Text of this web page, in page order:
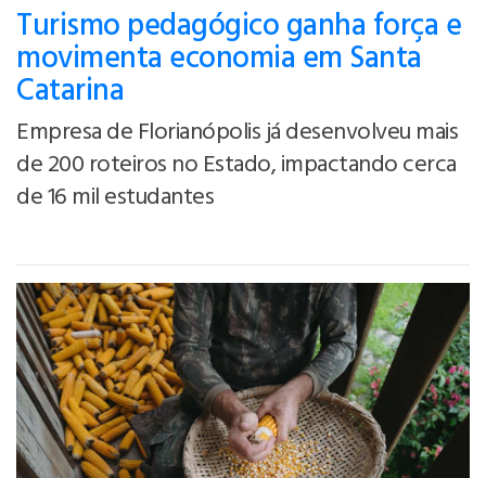
Turismo pedagógico ganha força e
movimenta economia em Santa
Catarina
Empresa de Florianópolis já desenvolveu mais
de 200 roteiros no Estado, impactando cerca
de 16 mil estudantes